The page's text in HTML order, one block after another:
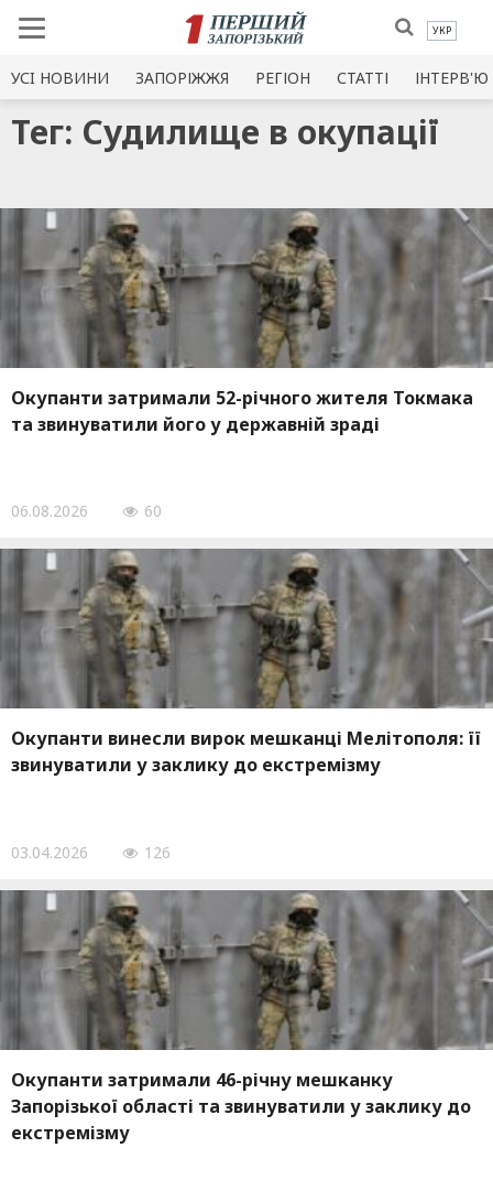
УКР
УСI НОВИНИ ЗАПОРІЖЖЯ РЕГІОН СТАТТІ ІНТЕРВ'Ю
Тег: Судилище в окупації
Окупанти затримали 52-річного жителя Токмака
та звинуватили його у державній зраді
06.08.2026 60
Окупанти винесли вирок мешканці Мелітополя: її
звинуватили у заклику до екстремізму
03.04.2026 126
Окупанти затримали 46-річну мешканку
Запорізької області та звинуватили у заклику до
екстремізму